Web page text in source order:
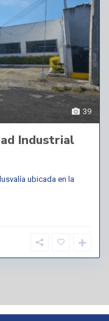
39
Industrial
ubicada en la